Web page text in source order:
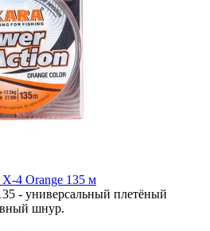
4 Orange 135 м
- универсальный плетёный
шнур.